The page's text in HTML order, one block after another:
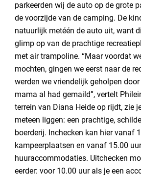
parkeerden wij de auto op de grote
de voorzijde van de camping. De
natuurlijk metéén de auto uit, want
glimp op van de prachtige
met air trampoline. “Maar voordat
mochten, gingen we eerst naar de
werden we vriendelijk geholpen
mama al had gemaild”, vertelt
terrein van Diana Heide op rijdt, zie
meteen liggen: een prachtige,
boerderij. Inchecken kan hier vanaf
kampeerplaatsen en vanaf 15.00
huuraccommodaties. Uitchecken
eerder: voor 10.00 uur als je een